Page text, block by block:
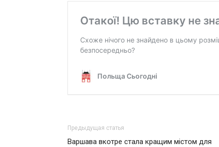
Предыдущая статья
Варшава вкотре стала кращим містом для